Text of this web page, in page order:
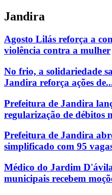
Jandira
Agosto Lilás reforça a
violência contra a mulher
No frio, a solidariedade
Jandira reforça ações
Prefeitura de Jandira
regularização de débitos
Prefeitura de Jandira
simplificado com 95
Médico do Jardim
municipais recebem